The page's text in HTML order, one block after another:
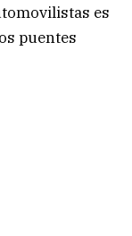
es
puentes